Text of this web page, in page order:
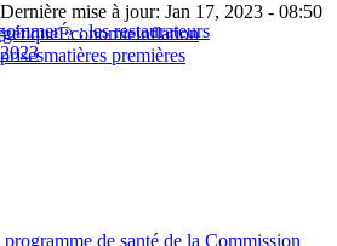
» : les restaurateurs
Dernière mise à jour: Jan 17, 2023 - 08:50
Économieinflation
matières premières
de santé de la Commission